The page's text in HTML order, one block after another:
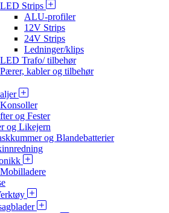
LED Strips
ALU-profiler
12V Strips
24V Strips
Ledninger/klips
LED Trafo/ tilbehør
Pærer, kabler og tilbehør
Konsoller
og Fester
og Likejern
og Blandebatterier
Mobilladere